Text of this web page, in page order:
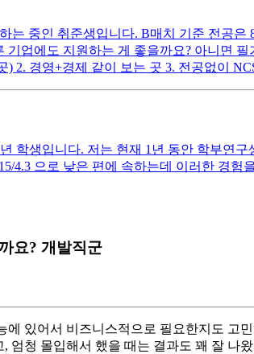
중인 취준생입니다. B매치 기준 전공
업에도 지원하는 게 좋을까요? 아니면
2. 경영+경제 같이 보는 곳 3. 전공없이
학생입니다. 저는 현재 1년 동안 학부연
4.3 으로 낮은 편에 속하는데 이러한 경
요? 개발직군
있어서 비즈니스적으로 필요한지도 고
청 몰입해서 했을 때는 결과도 꽤 잘 나